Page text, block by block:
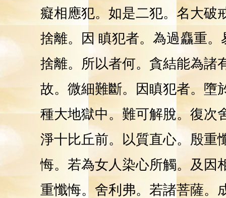
癡相應犯。如是二犯。名大破
捨離。因 瞋犯者。為過麤重
捨離。所以者何。貪結能為諸
故。微細難斷。因瞋犯者。墮
種大地獄中。難可解脫。復次
淨十比丘前。以質直心。殷重
悔。若為女人染心所觸。及因
重懺悔。舍利弗。若諸菩薩。